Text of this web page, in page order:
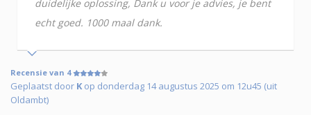
duidelijke oplossing, Dank u voor je advies, je bent
echt goed. 1000 maal dank.
Recensie van 4
Geplaatst door K op donderdag 14 augustus 2025 om 12u45 (uit
Oldambt)